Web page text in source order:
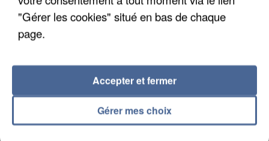
L’UN DES FONDATEURS SUPPOSÉS DE LA DZ
MAFIA INTERPELLÉ EN ALGÉRIE
"Gérer les cookies" situé en bas de chaque
page.
Gérer mes choix
Accepter et fermer